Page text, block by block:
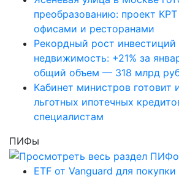
преобразованию: проект
офисами и ресторанами
Рекордный рост
недвижимость: +21% за
общий объем — 318 млрд
Кабинет министров готовит
льготных ипотечных
специалистам
ПИФы
ETF от Vanguard для покупки